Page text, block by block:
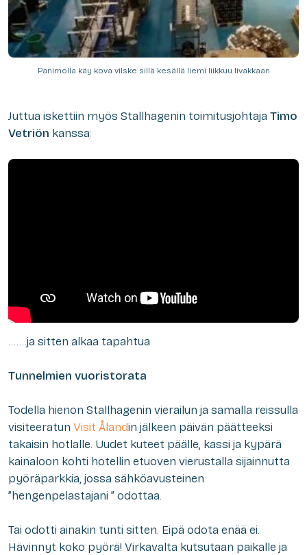
Panimolla käy kova vilske sillä kesällä liemi liikkuu livakkaan
Juttua iskettiin myös Stallhagenin toimitusjohtaja Timo
Vetriön kanssa:
…….ja sitten alkaa tapahtua
Tunnelmien vuoristorata
Todella hienon Stallhagenin vierailun ja samalla reissulla
visiteeratun Visit Ålandin jälkeen päivän päätteeksi
takaisin hotlalle. Uudet kuteet päälle, kassi ja kypärä
kainaloon kohti hotellin etuoven vierustalla sijainnutta
pyöräparkkia, jossa sähköavusteinen
”hengenpelastajani ” odottaa.
Tai odotti ainakin tunti sitten. Eipä odota enää ei.
Hävinnyt koko pyörä! Virkavalta kutsutaan paikalle ja